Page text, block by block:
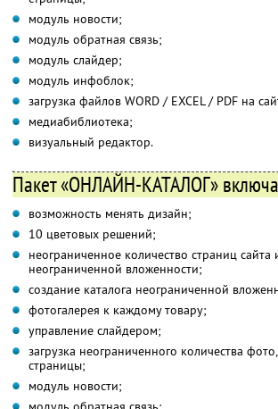
модуль новости;
модуль обратная связь;
модуль слайдер;
модуль инфоблок;
загрузка файлов WORD / EXCEL / PDF на
медиабиблиотека;
визуальный редактор.
Пакет «ОНЛАЙН-КАТАЛОГ»
возможность менять дизайн;
10 цветовых решений;
неограниченное количество страниц сайта
неограниченной вложенности;
создание каталога неограниченной
фотогалерея к каждому товару;
управление слайдером;
загрузка неограниченного количества
страницы;
модуль новости;